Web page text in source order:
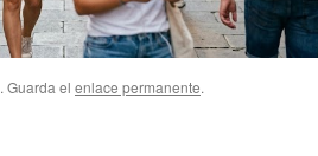
. Guarda el enlace permanente.